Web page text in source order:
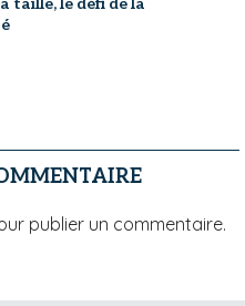
taille, le défi de la
publier un commentaire.